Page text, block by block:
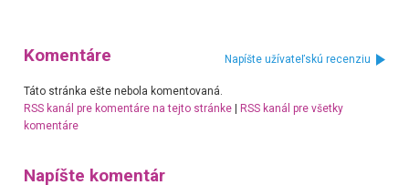
Komentáre Napíšte užívateľskú recenziu
Táto stránka ešte nebola komentovaná.
RSS kanál pre komentáre na tejto stránke|
RSS kanál pre všetky
komentáre
Napíšte komentár